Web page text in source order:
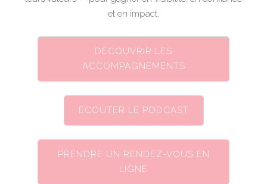
et en impact.
DÉCOUVRIR LES
ACCOMPAGNEMENTS
ÉCOUTER LE PODCAST
PRENDRE UN RENDEZ-VOUS EN
LIGNE